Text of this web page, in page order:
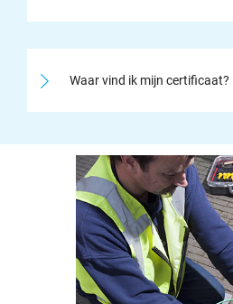
Waar vind ik mijn certificaat?